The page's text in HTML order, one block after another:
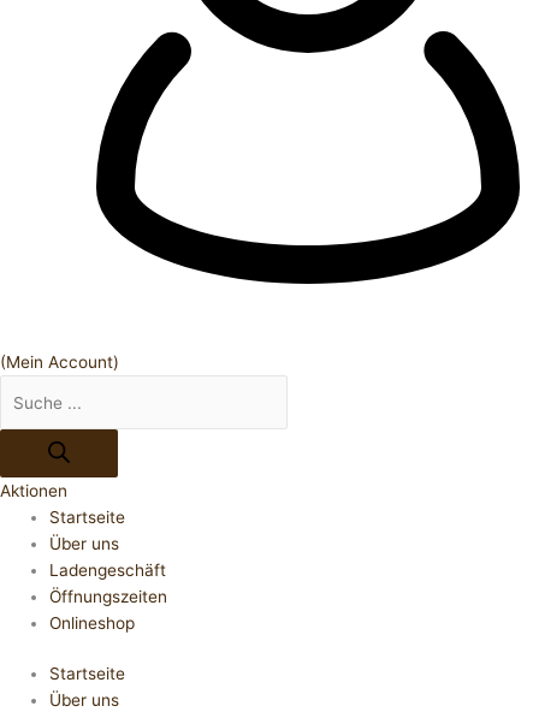
(Mein Account)
Aktionen
Startseite
Über uns
Ladengeschäft
Öffnungszeiten
Onlineshop
Startseite
Über uns